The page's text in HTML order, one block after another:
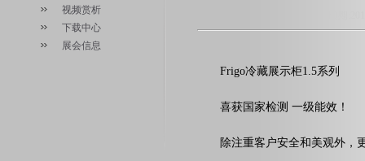
视频赏析
下载中心
展会信息
Frigo冷藏展示柜1.5系列
喜获国家检测 一级能效！
除注重客户安全和美观外，